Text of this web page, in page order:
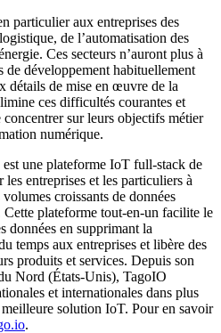
particulier aux entreprises des
de l’automatisation des
Ces secteurs n’auront plus à
de développement habituellement
détails de mise en œuvre de la
ces difficultés courantes et
sur leurs objectifs métier
numérique.
une plateforme IoT full-stack de
entreprises et les particuliers à
croissants de données
plateforme tout-en-un facilite le
données en supprimant la
temps aux entreprises et libère des
produits et services. Depuis son
Nord (États-Unis), TagoIO
et internationales dans plus
solution IoT. Pour en savoir
.